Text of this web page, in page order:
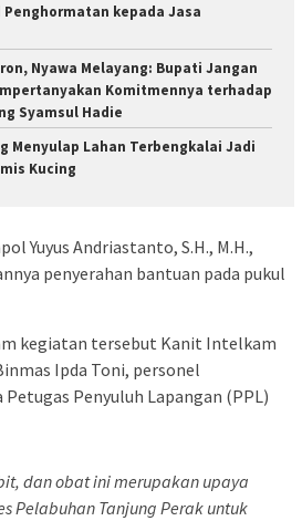
Penghormatan kepada Jasa
Nyawa Melayang: Bupati Jangan
Komitmennya terhadap
Syamsul Hadie
Menyulap Lahan Terbengkalai Jadi
Kucing
Yuyus Andriastanto, S.H., M.H.,
penyerahan bantuan pada pukul
kegiatan tersebut Kanit Intelkam
Ipda Toni, personel
Penyuluh Lapangan (PPL)
dan obat ini merupakan upaya
Pelabuhan Tanjung Perak untuk